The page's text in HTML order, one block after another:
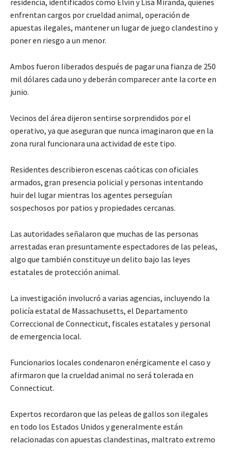
enfrentan cargos por crueldad animal, operación de
apuestas ilegales, mantener un lugar de juego clandestino y
poner en riesgo a un menor.
Ambos fueron liberados después de pagar una fianza de 250
mil dólares cada uno y deberán comparecer ante la corte en
junio.
Vecinos del área dijeron sentirse sorprendidos por el
operativo, ya que aseguran que nunca imaginaron que en la
zona rural funcionara una actividad de este tipo.
Residentes describieron escenas caóticas con oficiales
armados, gran presencia policial y personas intentando
huir del lugar mientras los agentes perseguían
sospechosos por patios y propiedades cercanas.
Las autoridades señalaron que muchas de las personas
arrestadas eran presuntamente espectadores de las peleas,
algo que también constituye un delito bajo las leyes
estatales de protección animal.
La investigación involucró a varias agencias, incluyendo la
policía estatal de Massachusetts, el Departamento
Correccional de Connecticut, fiscales estatales y personal
de emergencia local.
Funcionarios locales condenaron enérgicamente el caso y
afirmaron que la crueldad animal no será tolerada en
Connecticut.
Expertos recordaron que las peleas de gallos son ilegales
en todo los Estados Unidos y generalmente están
relacionadas con apuestas clandestinas, maltrato extremo